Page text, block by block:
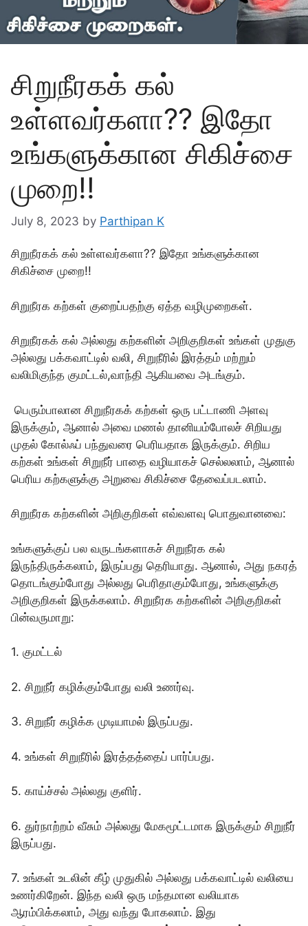
சிறுநீரகக் கல்
உள்ளவர்களா?? இதோ
உங்களுக்கான சிகிச்சை
முறை!!
July 8, 2023 by Parthipan K
சிறுநீரகக் கல் உள்ளவர்களா?? இதோ உங்களுக்கான
சிகிச்சை முறை!!
சிறுநீரக கற்கள் குறைப்பதற்கு ஏத்த வழிமுறைகள்.
சிறுநீரகக் கல் அல்லது கற்களின் அறிகுறிகள் உங்கள் முதுகு
அல்லது பக்கவாட்டில் வலி, சிறுநீரில் இரத்தம் மற்றும்
வலிமிகுந்த குமட்டல்,வாந்தி ஆகியவை அடங்கும்.
பெரும்பாலான சிறுநீரகக் கற்கள் ஒரு பட்டாணி அளவு
இருக்கும், ஆனால் அவை மணல் தானியம்போலச் சிறியது
முதல் கோல்ஃப் பந்துவரை பெரியதாக இருக்கும். சிறிய
கற்கள் உங்கள் சிறுநீர் பாதை வழியாகச் செல்லலாம், ஆனால்
பெரிய கற்களுக்கு அறுவை சிகிச்சை தேவைப்படலாம்.
சிறுநீரக கற்களின் அறிகுறிகள் எவ்வளவு பொதுவானவை:
உங்களுக்குப் பல வருடங்களாகச் சிறுநீரக கல்
இருந்திருக்கலாம், இருப்பது தெரியாது. ஆனால், அது நகரத்
தொடங்கும்போது அல்லது பெரிதாகும்போது, உங்களுக்கு
அறிகுறிகள் இருக்கலாம். சிறுநீரக கற்களின் அறிகுறிகள்
பின்வருமாறு:
1. குமட்டல்
2. சிறுநீர் கழிக்கும்போது வலி உணர்வு.
3. சிறுநீர் கழிக்க முடியாமல் இருப்பது.
4. உங்கள் சிறுநீரில் இரத்தத்தைப் பார்ப்பது.
5. காய்ச்சல் அல்லது குளிர்.
6. துர்நாற்றம் வீசும் அல்லது மேகமூட்டமாக இருக்கும் சிறுநீர்
இருப்பது.
7. உங்கள் உடலின் கீழ் முதுகில் அல்லது பக்கவாட்டில் வலியை
உணர்கிறேன். இந்த வலி ஒரு மந்தமான வலியாக
ஆரம்பிக்கலாம், அது வந்து போகலாம். இது